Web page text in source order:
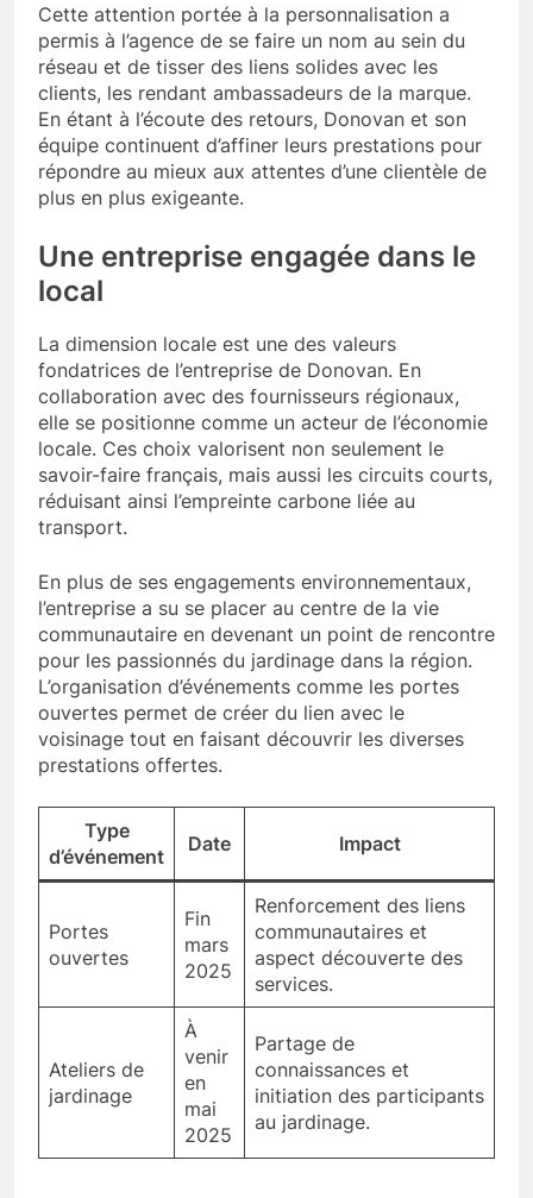
Cette attention portée à la personnalisation a
permis à l’agence de se faire un nom au sein du
réseau et de tisser des liens solides avec les
clients, les rendant ambassadeurs de la marque.
En étant à l’écoute des retours, Donovan et son
équipe continuent d’affiner leurs prestations pour
répondre au mieux aux attentes d’une clientèle de
plus en plus exigeante.
Une entreprise engagée dans le
local
La dimension locale est une des valeurs
fondatrices de l’entreprise de Donovan. En
collaboration avec des fournisseurs régionaux,
elle se positionne comme un acteur de l’économie
locale. Ces choix valorisent non seulement le
savoir-faire français, mais aussi les circuits courts,
réduisant ainsi l’empreinte carbone liée au
transport.
En plus de ses engagements environnementaux,
l’entreprise a su se placer au centre de la vie
communautaire en devenant un point de rencontre
pour les passionnés du jardinage dans la région.
L’organisation d’événements comme les portes
ouvertes permet de créer du lien avec le
voisinage tout en faisant découvrir les diverses
prestations offertes.
Type
d’événement
Date Impact
Portes
ouvertes
Fin
mars
2025
Renforcement des liens
communautaires et
aspect découverte des
services.
Ateliers de
jardinage
À
venir
en
mai
2025
Partage de
connaissances et
initiation des participants
au jardinage.